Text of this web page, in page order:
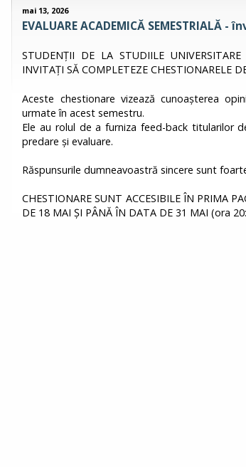
mai 13, 2026
EVALUARE ACADEMICĂ SEMESTRIALĂ
STUDENȚII DE LA STUDIILE
INVITAȚI SĂ COMPLETEZE CHESTIONARELE
Aceste chestionare vizează cunoașterea
urmate în acest semestru.
Ele au rolul de a furniza feed-back titularilor
predare și evaluare.
Răspunsurile dumneavoastră sincere sunt
CHESTIONARE SUNT ACCESIBILE ÎN PRIMA
DE 18 MAI ȘI PÂNĂ ÎN DATA DE 31 MAI (ora